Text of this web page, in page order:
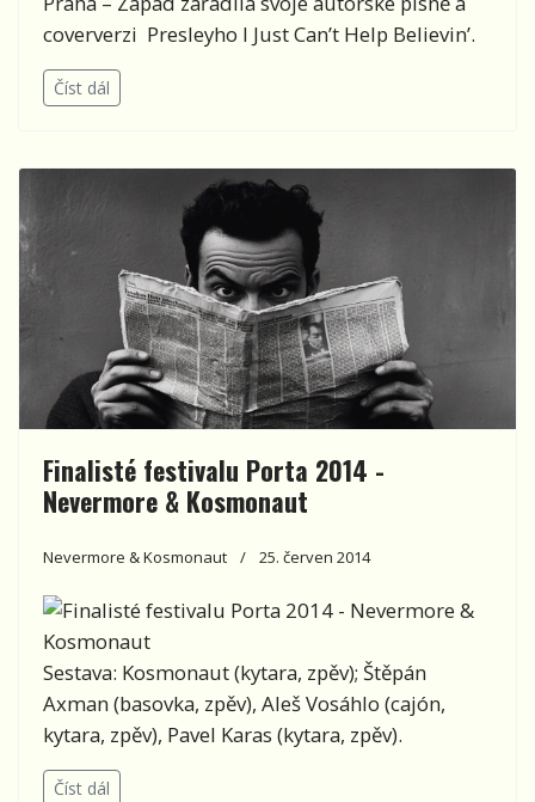
coververzi Presleyho I Just Can’t Help Believin’.
Číst dál
Finalisté festivalu Porta 2014 -
Nevermore & Kosmonaut
Nevermore & Kosmonaut 25. červen 2014
Sestava: Kosmonaut (kytara, zpěv); Štěpán
Axman (basovka, zpěv), Aleš Vosáhlo (cajón,
kytara, zpěv), Pavel Karas (kytara, zpěv).
Číst dál